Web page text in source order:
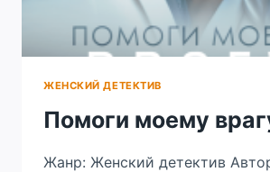
ЖЕНСКИЙ ДЕТЕКТИВ
Помоги моему
Жанр: Женский детектив